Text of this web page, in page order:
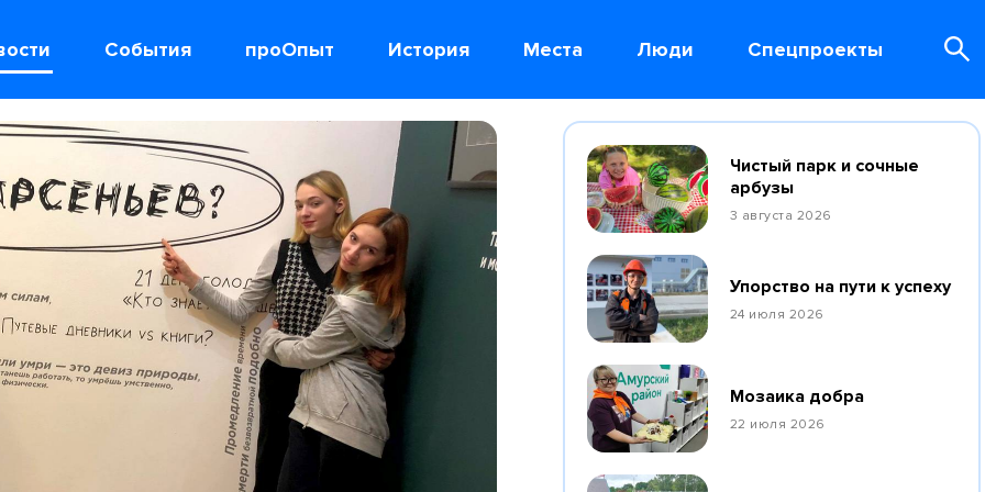
События проОпыт История Места Люди Спецпроекты
Чистый парк и сочные
арбузы
3 августа 2026
Упорство на пути к успеху
24 июля 2026
Мозаика добра
22 июля 2026